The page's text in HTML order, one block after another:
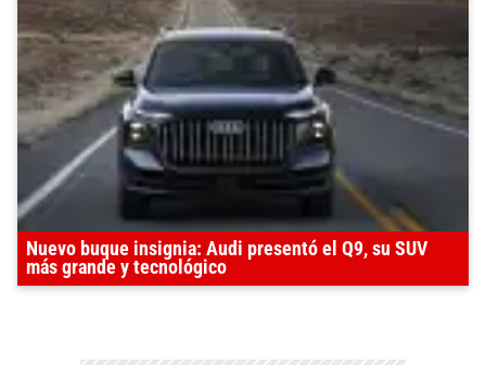
Nuevo buque insignia: Audi presentó el Q9, su SUV
más grande y tecnológico